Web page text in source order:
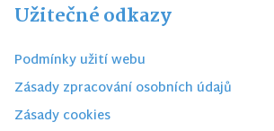
Užitečné odkazy
Podmínky užití webu
Zásady zpracování osobních údajů
Zásady cookies